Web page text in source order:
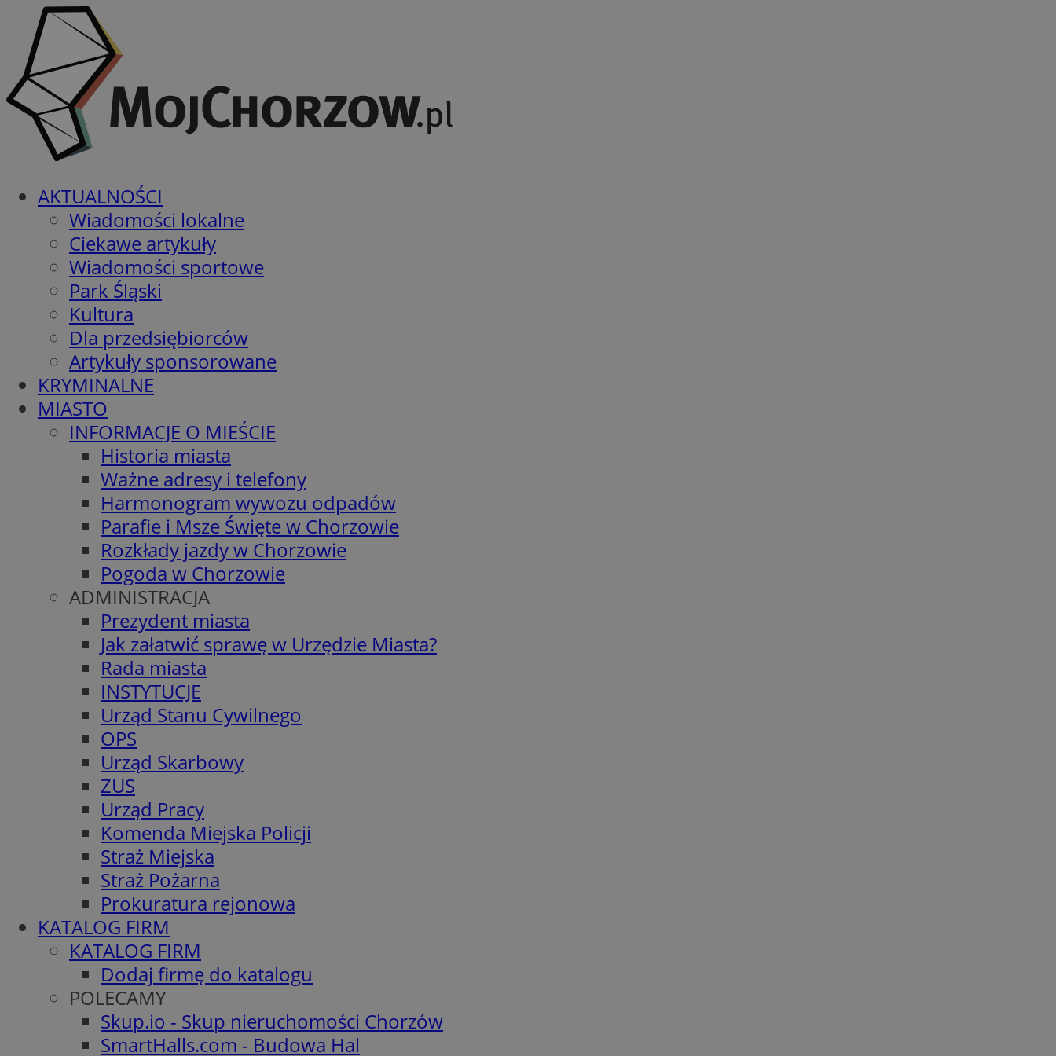
AKTUALNOŚCI
Wiadomości lokalne
Ciekawe artykuły
Wiadomości sportowe
Park Śląski
Kultura
Dla przedsiębiorców
Artykuły sponsorowane
KRYMINALNE
MIASTO
INFORMACJE O MIEŚCIE
Historia miasta
Ważne adresy i telefony
Harmonogram wywozu odpadów
Parafie i Msze Święte w Chorzowie
Rozkłady jazdy w Chorzowie
Pogoda w Chorzowie
ADMINISTRACJA
Prezydent miasta
Jak załatwić sprawę w Urzędzie Miasta?
Rada miasta
INSTYTUCJE
Urząd Stanu Cywilnego
OPS
Urząd Skarbowy
ZUS
Urząd Pracy
Komenda Miejska Policji
Straż Miejska
Straż Pożarna
Prokuratura rejonowa
KATALOG FIRM
KATALOG FIRM
Dodaj firmę do katalogu
POLECAMY
Skup.io - Skup nieruchomości Chorzów
SmartHalls.com - Budowa Hal